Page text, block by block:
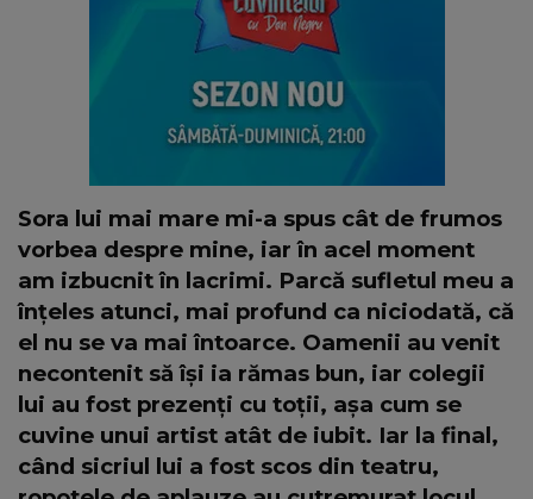
Sora lui mai mare mi-a spus cât de frumos
vorbea despre mine, iar în acel moment
am izbucnit în lacrimi. Parcă sufletul meu a
înțeles atunci, mai profund ca niciodată, că
el nu se va mai întoarce. Oamenii au venit
necontenit să își ia rămas bun, iar colegii
lui au fost prezenți cu toții, așa cum se
cuvine unui artist atât de iubit. Iar la final,
când sicriul lui a fost scos din teatru,